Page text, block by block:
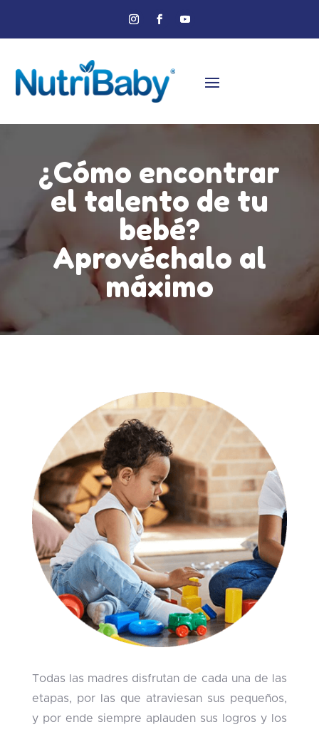
¿Cómo encontrar
el talento de tu
bebé?
Aprovéchalo al
máximo
Todas las madres disfrutan de cada una de las
etapas, por las que atraviesan sus pequeños,
y por ende siempre aplauden sus logros y los